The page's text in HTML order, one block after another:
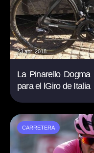
23 abr. 2018
La Pinarello
para el lGiro de Italia
CARRETERA